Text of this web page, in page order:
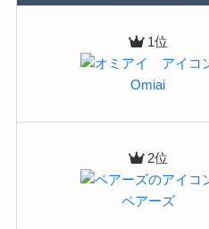
1位
Omiai
2位
ペアーズ